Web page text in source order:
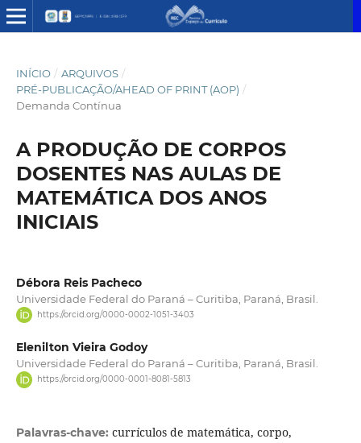
INÍCIO / ARQUIVOS /
PRÉ-PUBLICAÇÃO/AHEAD OF PRINT (AOP) /
Demanda Contínua
A PRODUÇÃO DE CORPOS
DOSENTES NAS AULAS DE
MATEMÁTICA DOS ANOS
INICIAIS
Débora Reis Pacheco
Universidade Federal do Paraná – Curitiba, Paraná, Brasil.
https://orcid.org/0000-0002-1051-3403
Elenilton Vieira Godoy
Universidade Federal do Paraná – Curitiba, Paraná, Brasil.
https://orcid.org/0000-0001-8081-5813
Palavras-chave: currículos de matemática, corpo,